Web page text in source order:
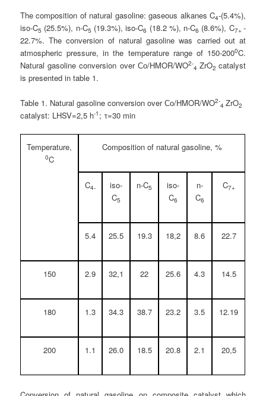
The composition of natural gasoline: gaseous alkanes C4-(5.4%),
iso-C5 (25.5%), n-C5 (19.3%), iso-C6 (18.2 %), n-C6 (8.6%), C7+ -
22.7%. The conversion of natural gasoline was carried out at
atmospheric pressure, in the temperature range of 150-2000C.
Natural gasoline conversion over Со/HMOR/WO2-
4 ZrO2 catalyst
is presented in table 1.
Table 1. Natural gasoline conversion over Со/HMOR/WO2-
4ZrO2
catalyst: LHSV=2,5 h-1 ; τ=30 min
Temperature,
0C
Composition of natural gasoline, %
C4-
iso-
C5
n-C5
iso-
C6
n-
C6
C7+
5.4 25.5 19.3 18,2 8.6 22.7
150 2.9 32,1 22 25.6 4.3 14.5
180 1.3 34.3 38.7 23.2 3.5 12.19
200 1.1 26.0 18.5 20.8 2.1 20,5